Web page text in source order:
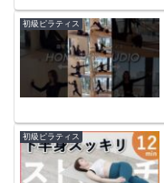
初級ピラティス
初級ピラティス